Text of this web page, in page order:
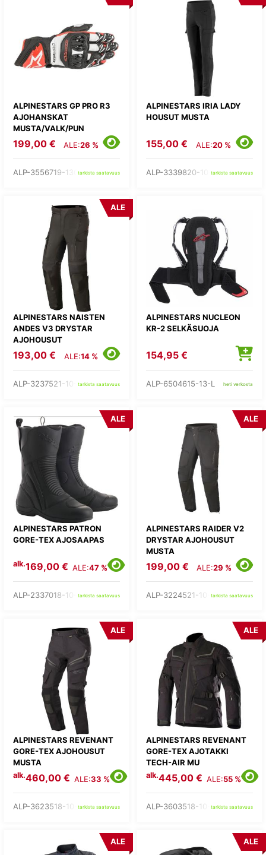
ALPINESTARS GP PRO R3
AJOHANSKAT
MUSTA/VALK/PUN
199,00 € ALE:26 %
ALP-3556719-1304-tarkista saatavuus
ALPINESTARS IRIA LADY
HOUSUT MUSTA
155,00 € ALE:20 %
ALP-3339820-10-tarkista saatavuus
ALPINESTARS NAISTEN
ANDES V3 DRYSTAR
AJOHOUSUT
ALE
193,00 € ALE:14 %
ALP-3237521-10- tarkista saatavuus
ALPINESTARS NUCLEON
KR-2 SELKÄSUOJA
154,95 €
ALP-6504615-13-L heti verkosta
ALPINESTARS PATRON
GORE-TEX AJOSAAPAS
ALE
alk.169,00 € ALE:47 %
ALP-2337018-10- tarkista saatavuus
ALPINESTARS RAIDER V2
DRYSTAR AJOHOUSUT
MUSTA
ALE
199,00 € ALE:29 %
ALP-3224521-10- tarkista saatavuus
ALPINESTARS REVENANT
GORE-TEX AJOHOUSUT
MUSTA
ALE
alk.460,00 € ALE:33 %
ALP-3623518-10- tarkista saatavuus
ALPINESTARS REVENANT
GORE-TEX AJOTAKKI
TECH-AIR MU
ALE
alk.445,00 € ALE:55 %
ALP-3603518-10- tarkista saatavuus
ALE ALE